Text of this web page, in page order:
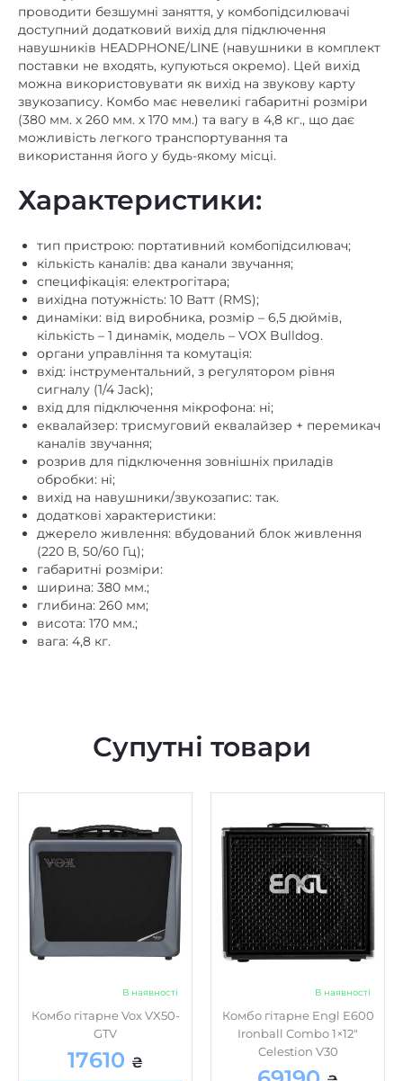
навушників HEADPHONE/LINE (навушники в комплект
поставки не входять, купуються окремо).Цей вихід
можна використовувати як вихід на звукову карту
звукозапису.Комбо має невеликі габаритні розміри
(380 мм. х 260 мм. х 170 мм.) та вагу в 4,8 кг., що дає
можливість легкого транспортування та
використання його у будь-якому місці.
Характеристики:
тип пристрою: портативний комбопідсилювач;
кількість каналів: два канали звучання;
специфікація: електрогітара;
вихідна потужність: 10 Ватт (RMS);
динаміки: від виробника, розмір – 6,5 дюймів,
кількість – 1 динамік, модель – VOX Bulldog.
органи управління та комутація:
вхід: інструментальний, з регулятором рівня
сигналу (1/4 Jack);
вхід для підключення мікрофона: ні;
еквалайзер: трисмуговий еквалайзер + перемикач
каналів звучання;
розрив для підключення зовнішніх приладів
обробки: ні;
вихід на навушники/звукозапис: так.
додаткові характеристики:
джерело живлення: вбудований блок живлення
(220 В, 50/60 Гц);
габаритні розміри:
ширина: 380 мм.;
глибина: 260 мм;
висота: 170 мм.;
вага: 4,8 кг.
Комбо гітарне Vox VX50-
17610
Купити
В наявності
Комбо гітарне Engl E600
Celestion V30
69190₴